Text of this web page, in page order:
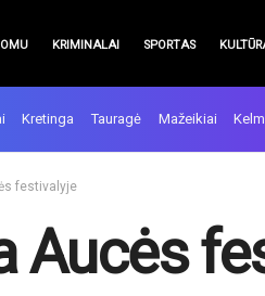
KRIMINALAI SPORTAS
Kretinga Tauragė Mažeikiai
festivalyje
Aucės